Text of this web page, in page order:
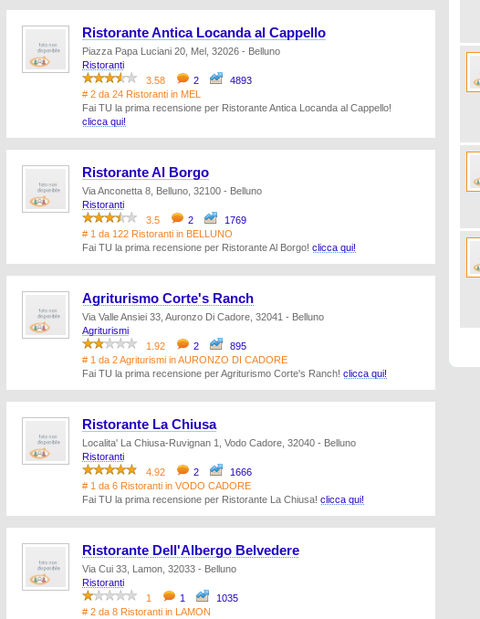
Ristorante Antica Locanda al Cappello
Piazza Papa Luciani 20, Mel, 32026 - Belluno
Ristoranti
3.58
2
4893
# 2 da 24 Ristoranti in MEL
Fai TU la prima recensione per Ristorante Antica Locanda al Cappello!
clicca qui!
Ristorante Al Borgo
Via Anconetta 8, Belluno, 32100 - Belluno
Ristoranti
3.5
2
1769
# 1 da 122 Ristoranti in BELLUNO
Fai TU la prima recensione per Ristorante Al Borgo! clicca qui!
Agriturismo Corte's Ranch
Via Valle Ansiei 33, Auronzo Di Cadore, 32041 - Belluno
Agriturismi
1.92
2
895
# 1 da 2 Agriturismi in AURONZO DI CADORE
Fai TU la prima recensione per Agriturismo Corte's Ranch! clicca qui!
Ristorante La Chiusa
Localita' La Chiusa-Ruvignan 1, Vodo Cadore, 32040 - Belluno
Ristoranti
4.92
2
1666
# 1 da 6 Ristoranti in VODO CADORE
Fai TU la prima recensione per Ristorante La Chiusa! clicca qui!
Ristorante Dell'Albergo Belvedere
Via Cui 33, Lamon, 32033 - Belluno
Ristoranti
1
1
1035
# 2 da 8 Ristoranti in LAMON